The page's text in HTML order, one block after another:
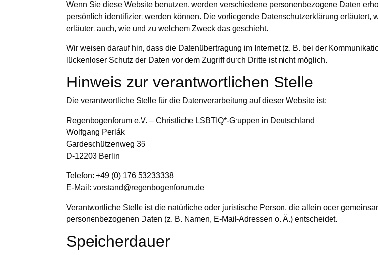
Wenn Sie diese Website benutzen, werden verschiedene personenbezogene Daten
persönlich identifiziert werden können. Die vorliegende Datenschutzerklärung erläutert,
erläutert auch, wie und zu welchem Zweck das geschieht.
Wir weisen darauf hin, dass die Datenübertragung im Internet (z. B. bei der
lückenloser Schutz der Daten vor dem Zugriff durch Dritte ist nicht möglich.
Hinweis zur verantwortlichen Stelle
Die verantwortliche Stelle für die Datenverarbeitung auf dieser Website ist:
Regenbogenforum e.V. – Christliche LSBTIQ*-Gruppen in Deutschland
Wolfgang Perlák
Gardeschützenweg 36
D-12203 Berlin
Telefon: +49 (0) 176 53233338
E-Mail: vorstand@regenbogenforum.de
Verantwortliche Stelle ist die natürliche oder juristische Person, die allein oder
personenbezogenen Daten (z. B. Namen, E-Mail-Adressen o. Ä.) entscheidet.
Speicherdauer